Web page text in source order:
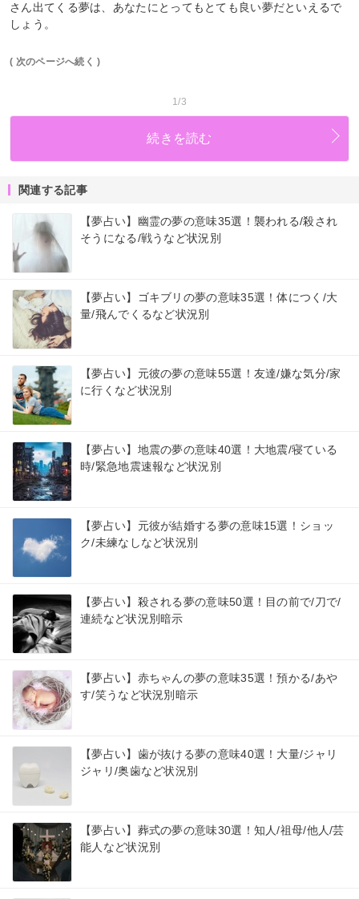
さん出てくる夢は、あなたにとってもとても良い夢だといえるで
しょう。
( 次のページへ続く )
1/3
続きを読む
関連する記事
【夢占い】幽霊の夢の意味35選！襲われる/殺され
そうになる/戦うなど状況別
【夢占い】ゴキブリの夢の意味35選！体につく/大
量/飛んでくるなど状況別
【夢占い】元彼の夢の意味55選！友達/嫌な気分/家
に行くなど状況別
【夢占い】地震の夢の意味40選！大地震/寝ている
時/緊急地震速報など状況別
【夢占い】元彼が結婚する夢の意味15選！ショッ
ク/未練なしなど状況別
【夢占い】殺される夢の意味50選！目の前で/刀で/
連続など状況別暗示
【夢占い】赤ちゃんの夢の意味35選！預かる/あや
す/笑うなど状況別暗示
【夢占い】歯が抜ける夢の意味40選！大量/ジャリ
ジャリ/奥歯など状況別
【夢占い】葬式の夢の意味30選！知人/祖母/他人/芸
能人など状況別